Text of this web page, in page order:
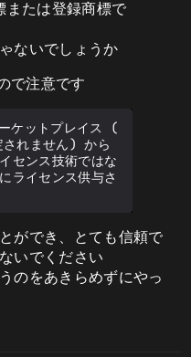
または登録商標で
ないでしょうか
で注意です
ケットプレイス (
されません) から
センス技術ではな
ライセンス供与さ
ができ、とても信頼で
いでください
のをあきらめずにやっ